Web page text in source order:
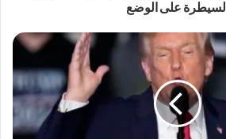
السيطرة على الوضع